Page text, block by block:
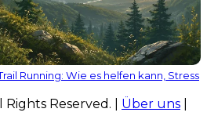
Running: Wie es helfen kann, Stress
Reserved. | Über uns